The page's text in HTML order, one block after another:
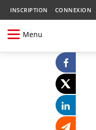
INSCRIPTION CONNEXION
Menu